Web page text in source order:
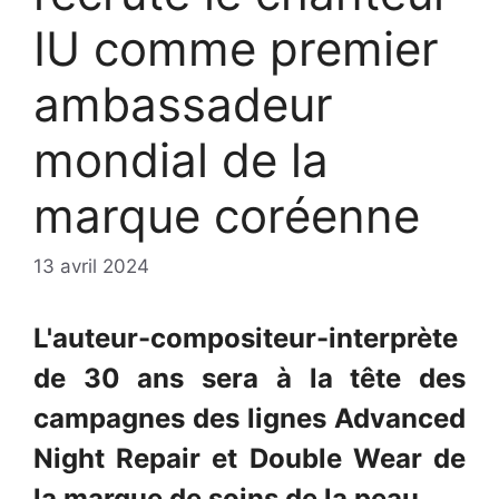
IU comme premier
ambassadeur
mondial de la
marque coréenne
13 avril 2024
L'auteur-compositeur-interprète
de 30 ans sera à la tête des
campagnes des lignes Advanced
Night Repair et Double Wear de